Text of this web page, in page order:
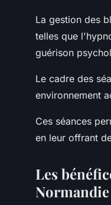
La gestion des
telles que
guérison
Le cadre des
environnement
Ces séances
en leur offrant
Les
Normandie